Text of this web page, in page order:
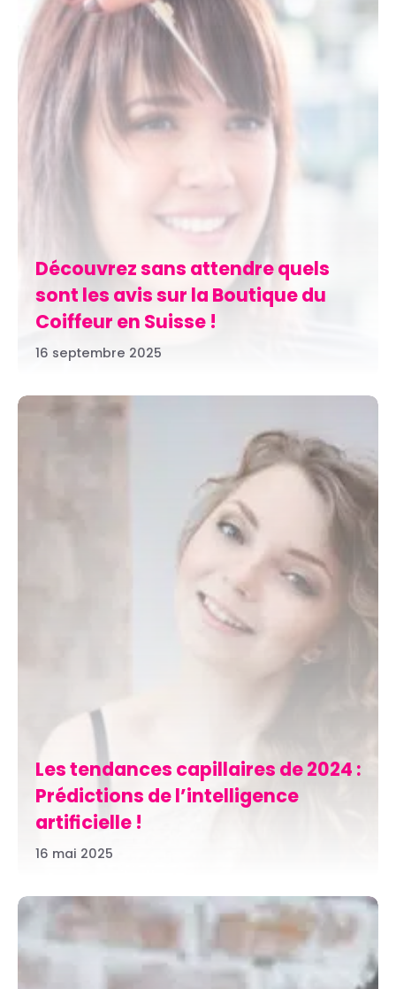
Découvrez sans attendre quels
sont les avis sur la Boutique du
Coiffeur en Suisse !
16 septembre 2025
Les tendances capillaires de 2024 :
Prédictions de l’intelligence
artificielle !
16 mai 2025